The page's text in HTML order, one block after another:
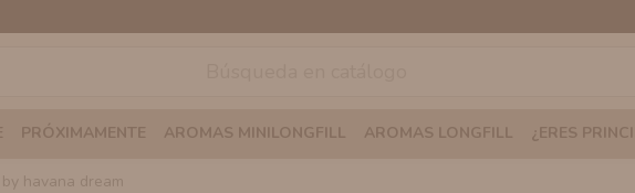
PRÓXIMAMENTE AROMAS MINILONGFILL AROMAS LONGFILL ¿ERES
havana dream